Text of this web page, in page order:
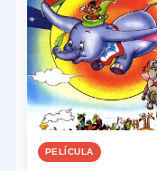
PELÍCULA